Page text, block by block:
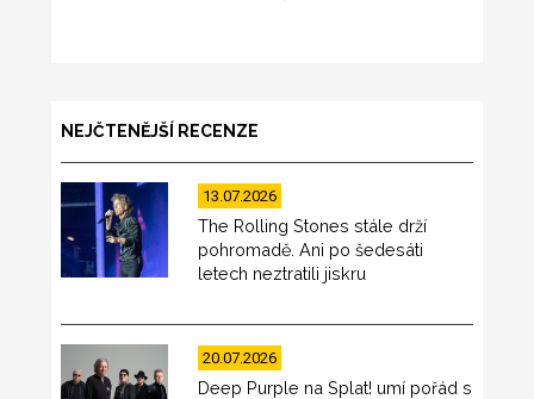
NEJČTENĚJŠÍ RECENZE
13.07.2026
The Rolling Stones stále drží
pohromadě. Ani po šedesáti
letech neztratili jiskru
20.07.2026
Deep Purple na Splat! umí pořád s